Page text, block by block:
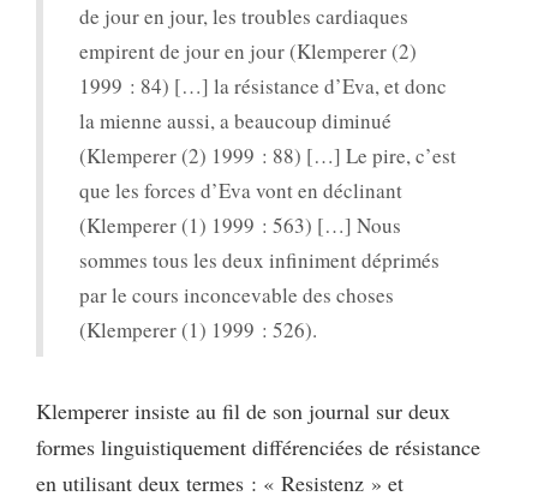
de jour en jour, les troubles cardiaques
empirent de jour en jour (Klemperer (2)
1999 : 84) […] la résistance d’Eva, et donc
la mienne aussi, a beaucoup diminué
(Klemperer (2) 1999 : 88) […] Le pire, c’est
que les forces d’Eva vont en déclinant
(Klemperer (1) 1999 : 563) […] Nous
sommes tous les deux infiniment déprimés
par le cours inconcevable des choses
(Klemperer (1) 1999 : 526).
Klemperer insiste au fil de son journal sur deux
formes linguistiquement différenciées de résistance
en utilisant deux termes : « Resistenz » et